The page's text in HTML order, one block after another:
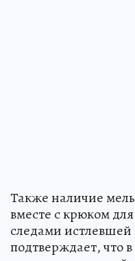
Также наличие
вместе с крюком
следами
подтверждает, что